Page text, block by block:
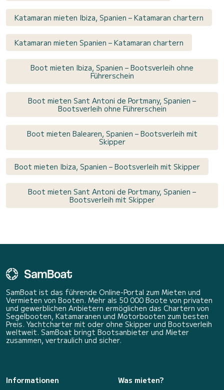
Katamaran mieten Ibiza, Spanien – Katamaran chartern
Katamaran mieten Spanien – Katamaran chartern
Boot mieten Ibiza, Spanien – Bootsverleih ohne
Führerschein
Boot mieten Sant Antoni de Portmany, Spanien –
Bootsverleih ohne Führerschein
Boot mieten Balearen, Spanien – Bootsverleih mit
Skipper
Boot mieten Ibiza, Spanien – Bootsverleih mit Skipper
Boot mieten Sant Antoni de Portmany, Spanien –
Bootsverleih mit Skipper
SamBoat ist das führende Online-Portal zum Mieten und
Vermieten von Booten. Mehr als 50 000 Boote von privaten
und gewerblichen Anbietern ermöglichen das Chartern von
Segelbooten, Katamaranen und Motorbooten zum besten
Preis. Yachtcharter mit oder ohne Skipper und Bootsverleih
weltweit. SamBoat bringt Bootsanbieter und Mieter
zusammen, vertraulich und sicher.
Informationen
Was mieten?